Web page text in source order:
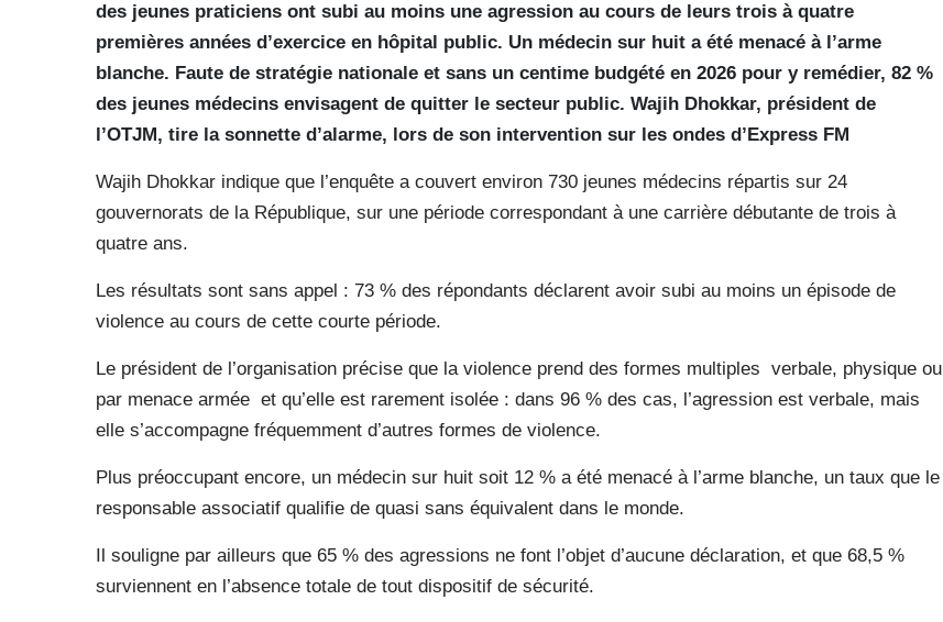
des jeunes praticiens ont subi au moins une agression au cours de leurs trois à quatre
premières années d’exercice en hôpital public. Un médecin sur huit a été menacé à l’arme
blanche. Faute de stratégie nationale et sans un centime budgété en 2026 pour y remédier, 82 %
des jeunes médecins envisagent de quitter le secteur public. Wajih Dhokkar, président de
l’OTJM, tire la sonnette d’alarme, lors de son intervention sur les ondes d’Express FM
Wajih Dhokkar indique que l’enquête a couvert environ 730 jeunes médecins répartis sur 24
gouvernorats de la République, sur une période correspondant à une carrière débutante de trois à
quatre ans.
Les résultats sont sans appel : 73 % des répondants déclarent avoir subi au moins un épisode de
violence au cours de cette courte période.
Le président de l’organisation précise que la violence prend des formes multiples verbale, physique ou
par menace armée et qu’elle est rarement isolée : dans 96 % des cas, l’agression est verbale, mais
elle s’accompagne fréquemment d’autres formes de violence.
Plus préoccupant encore, un médecin sur huit soit 12 % a été menacé à l’arme blanche, un taux que le
responsable associatif qualifie de quasi sans équivalent dans le monde.
Il souligne par ailleurs que 65 % des agressions ne font l’objet d’aucune déclaration, et que 68,5 %
surviennent en l’absence totale de tout dispositif de sécurité.